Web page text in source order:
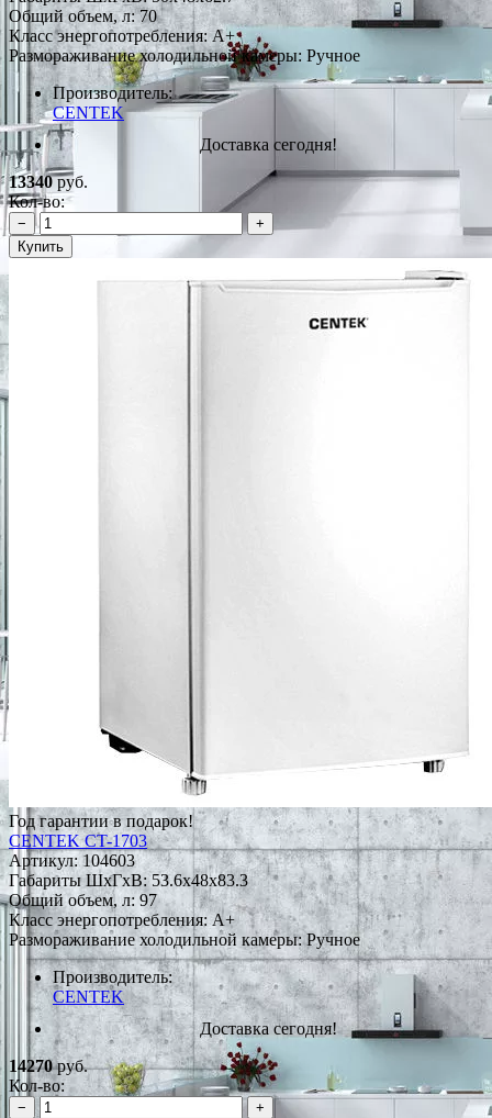
Общий объем, л: 70
Класс энергопотребления: A+
Размораживание холодильной камеры: Ручное
Производитель:
CENTEK
Доставка сегодня!
13340руб.
Кол-во:
−
+
Купить
Год гарантии в подарок!
CENTEK CT-1703
Артикул: 104603
Габариты ШxГxВ: 53.6x48x83.3
Общий объем, л: 97
Класс энергопотребления: A+
Размораживание холодильной камеры: Ручное
Производитель:
CENTEK
Доставка сегодня!
14270руб.
Кол-во:
−
+